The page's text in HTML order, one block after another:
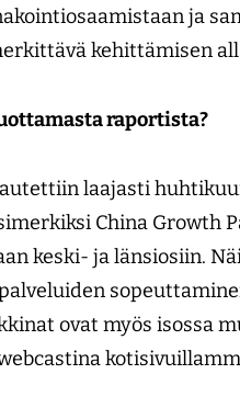
ja
kehittämisen
raportista?
laajasti
China Growth
keski- ja länsiosiin.
ovat myös isossa